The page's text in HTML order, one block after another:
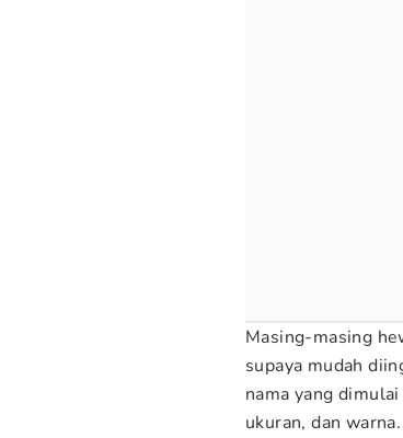
Masing-masing
supaya mudah
nama yang
ukuran, dan warna.